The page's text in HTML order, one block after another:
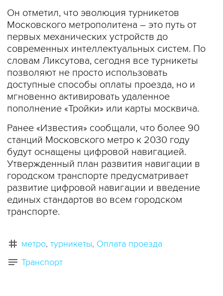
Он отметил, что эволюция турникетов
Московского метрополитена – это путь от
первых механических устройств до
современных интеллектуальных систем. По
словам Ликсутова, сегодня все турникеты
позволяют не просто использовать
доступные способы оплаты проезда, но и
мгновенно активировать удаленное
пополнение «Тройки» или карты москвича.
Ранее «Известия» сообщали, что более 90
станций Московского метро к 2030 году
будут оснащены цифровой навигацией.
Утвержденный план развития навигации в
городском транспорте предусматривает
развитие цифровой навигации и введение
единых стандартов во всем городском
транспорте.
метро турникеты Оплата проезда
Транспорт